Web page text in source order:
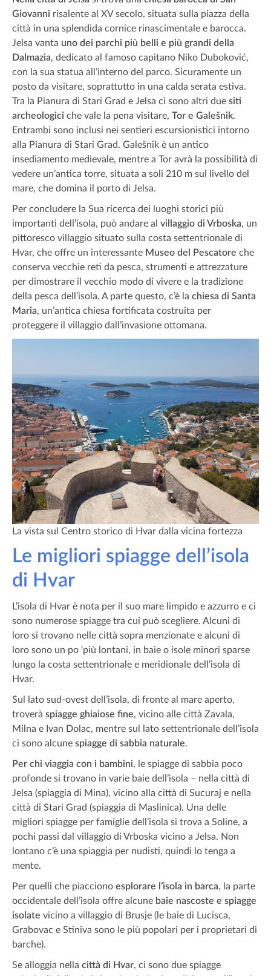
Giovanni risalente al XV secolo, situata sulla piazza della
città in una splendida cornice rinascimentale e barocca.
Jelsa vanta uno dei parchi più belli e più grandi della
Dalmazia, dedicato al famoso capitano Niko Duboković,
con la sua statua all’interno del parco. Sicuramente un
posto da visitare, soprattutto in una calda serata estiva.
Tra la Pianura di Stari Grad e Jelsa ci sono altri due siti
archeologici che vale la pena visitare, Tor e Galešnik.
Entrambi sono inclusi nei sentieri escursionistici intorno
alla Pianura di Stari Grad. Galešnik è un antico
insediamento medievale, mentre a Tor avrà la possibilità di
vedere un’antica torre, situata a soli 210 m sul livello del
mare, che domina il porto di Jelsa.
Per concludere la Sua ricerca dei luoghi storici più
importanti dell’isola, può andare al villaggio di Vrboska, un
pittoresco villaggio situato sulla costa settentrionale di
Hvar, che offre un interessante Museo del Pescatore che
conserva vecchie reti da pesca, strumenti e attrezzature
per dimostrare il vecchio modo di vivere e la tradizione
della pesca dell’isola. A parte questo, c’è la chiesa di Santa
Maria, un’antica chiesa fortificata costruita per
proteggere il villaggio dall’invasione ottomana.
La vista sul Centro storico di Hvar dalla vicina fortezza
Le migliori spiagge dell’isola
di Hvar
L’isola di Hvar è nota per il suo mare limpido e azzurro e ci
sono numerose spiagge tra cui può scegliere. Alcuni di
loro si trovano nelle città sopra menzionate e alcuni di
loro sono un po ‘più lontani, in baie o isole minori sparse
lungo la costa settentrionale e meridionale dell’isola di
Hvar.
Sul lato sud-ovest dell’isola, di fronte al mare aperto,
troverà spiagge ghiaiose fine, vicino alle città Zavala,
Milna e Ivan Dolac, mentre sul lato settentrionale dell’isola
ci sono alcune spiagge di sabbia naturale.
Per chi viaggia con i bambini, le spiagge di sabbia poco
profonde si trovano in varie baie dell’isola – nella città di
Jelsa (spiaggia di Mina), vicino alla città di Sucuraj e nella
città di Stari Grad (spiaggia di Maslinica). Una delle
migliori spiagge per famiglie dell’isola si trova a Soline, a
pochi passi dal villaggio di Vrboska vicino a Jelsa. Non
lontano c’è una spiaggia per nudisti, quindi lo tenga a
mente.
Per quelli che piacciono esplorare l’isola in barca, la parte
occidentale dell’isola offre alcune baie nascoste e spiagge
isolate vicino a villaggio di Brusje (le baie di Lucisca,
Grabovac e Stiniva sono le più popolari per i proprietari di
barche).
Se alloggia nella città di Hvar, ci sono due spiagge